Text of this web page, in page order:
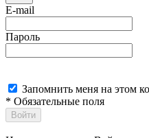
E-mail
Пароль
Запомнить меня на этом
* Обязательные поля
Войти